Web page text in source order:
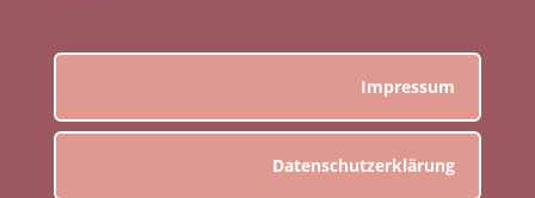
Impressum
Datenschutzerklärung